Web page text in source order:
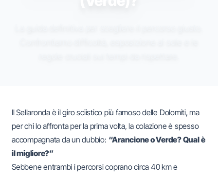
Il Sellaronda è il giro sciistico più famoso delle Dolomiti, ma
per chi lo affronta per la prima volta, la colazione è spesso
accompagnata da un dubbio: “Arancione o Verde? Qual è
il migliore?”
Sebbene entrambi i percorsi coprano circa 40 km e